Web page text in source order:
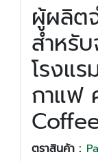
ผู้ผลิต
สำหรั
โรงแร
กาแฟ
ตราสินค้า :